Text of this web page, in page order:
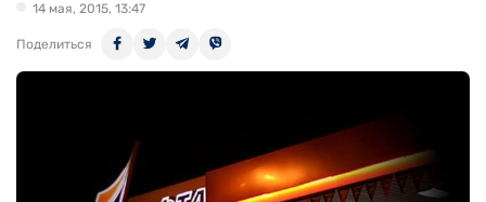
14 мая, 2015, 13:47
Поделиться